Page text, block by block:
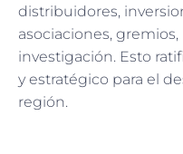
distribuidores,
asociaciones,
investigación. Esto
y estratégico para el
región.